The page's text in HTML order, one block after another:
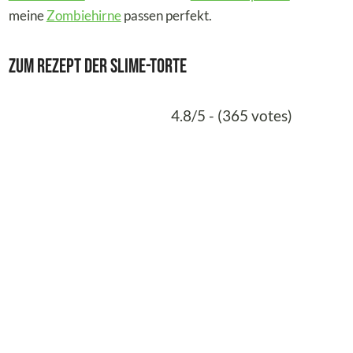
meineZombiehirnepassen perfekt.
Zum Rezept der Slime-Torte
4.8/5 - (365 votes)